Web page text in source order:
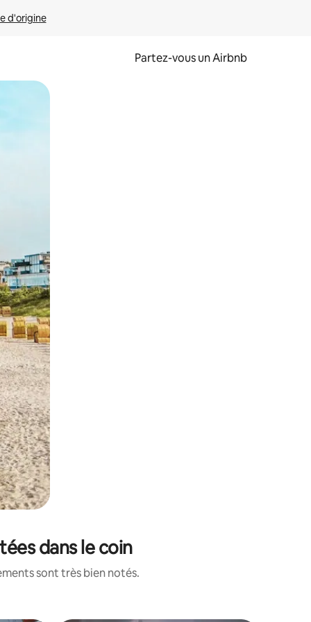
d'origine
Partez-vous un Airbnb
en les faisant glisser.
dans le coin
sont très bien notés.